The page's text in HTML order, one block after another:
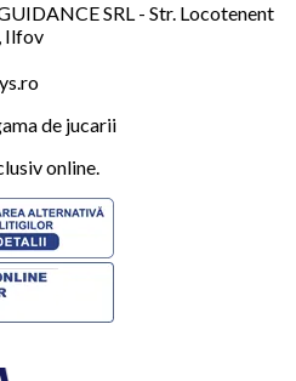
SRL - Str. Locotenent
Ilfov
de jucarii
online.